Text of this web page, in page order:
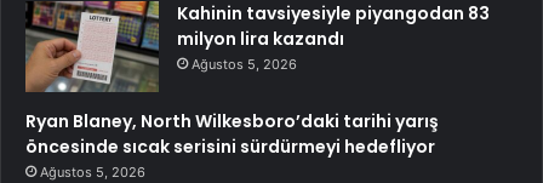
Kahinin tavsiyesiyle piyangodan 83
milyon lira kazandı
Ağustos 5, 2026
Ryan Blaney, North Wilkesboro’daki tarihi yarış
öncesinde sıcak serisini sürdürmeyi hedefliyor
Ağustos 5, 2026